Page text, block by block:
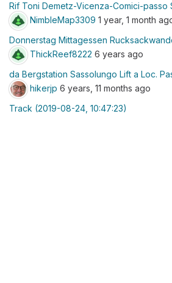
Rif Toni Demetz-Vicenza-Comici-passo
NimbleMap3309 1 year, 1 month
Donnerstag Mittagessen
ThickReef8222 6 years ago
da Bergstation Sassolungo Lift a Loc.
hikerjp 6 years, 11 months ago
Track (2019-08-24, 10:47:23)